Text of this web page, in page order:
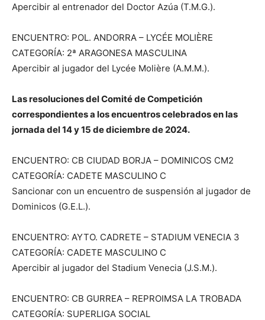
Apercibir al entrenador del Doctor Azúa (T.M.G.).
ENCUENTRO: POL. ANDORRA – LYCÉE MOLIÈRE
CATEGORÍA: 2ª ARAGONESA MASCULINA
Apercibir al jugador del Lycée Molière (A.M.M.).
Las resoluciones del Comité de Competición
correspondientes a los encuentros celebrados en las
jornada del 14 y 15 de diciembre de 2024.
ENCUENTRO: CB CIUDAD BORJA – DOMINICOS CM2
CATEGORÍA: CADETE MASCULINO C
Sancionar con un encuentro de suspensión al jugador de
Dominicos (G.E.L.).
ENCUENTRO: AYTO. CADRETE – STADIUM VENECIA 3
CATEGORÍA: CADETE MASCULINO C
Apercibir al jugador del Stadium Venecia (J.S.M.).
ENCUENTRO: CB GURREA – REPROIMSA LA TROBADA
CATEGORÍA: SUPERLIGA SOCIAL